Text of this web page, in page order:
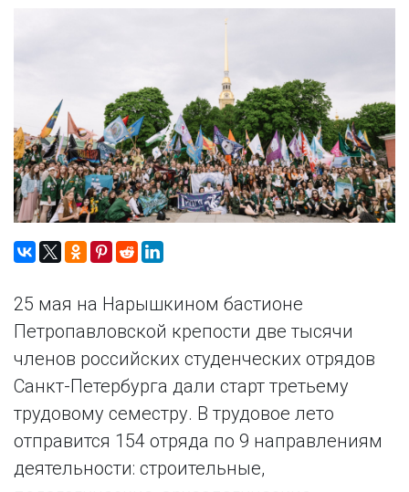
25 мая на Нарышкином бастионе
Петропавловской крепости две тысячи
членов российских студенческих отрядов
Санкт-Петербурга дали старт третьему
трудовому семестру. В трудовое лето
отправится 154 отряда по 9 направлениям
деятельности: строительные,